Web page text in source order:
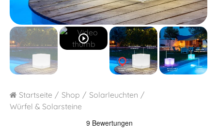
play_circle_outline
Startseite Shop
Solarleuchten
Würfel & Solarsteine